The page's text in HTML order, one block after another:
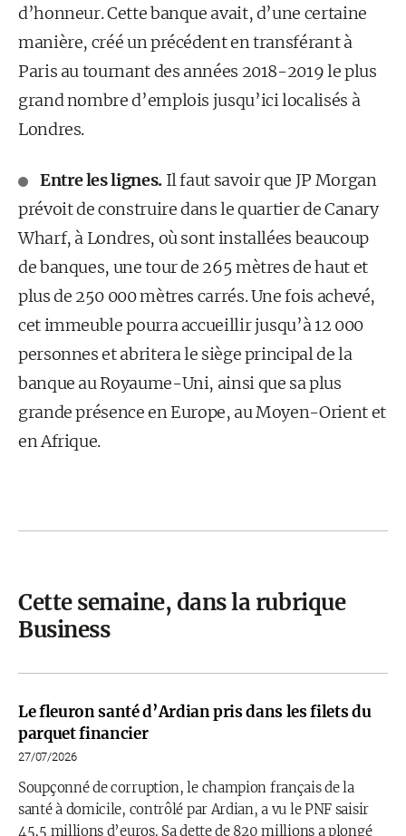
d’honneur. Cette banque avait, d’une certaine
manière, créé un précédent en transférant à
Paris au tournant des années 2018-2019 le plus
grand nombre d’emplois jusqu’ici localisés à
Londres.
Entre les lignes. Il faut savoir que JP Morgan
prévoit de construire dans le quartier de Canary
Wharf, à Londres, où sont installées beaucoup
de banques, une tour de 265 mètres de haut et
plus de 250 000 mètres carrés. Une fois achevé,
cet immeuble pourra accueillir jusqu’à 12 000
personnes et abritera le siège principal de la
banque au Royaume-Uni, ainsi que sa plus
grande présence en Europe, au Moyen-Orient et
en Afrique.
Cette semaine, dans la rubrique
Business
Le fleuron santé d’Ardian pris dans les filets du
parquet financier
27/07/2026
Soupçonné de corruption, le champion français de la
santé à domicile, contrôlé par Ardian, a vu le PNF saisir
45,5 millions d’euros. Sa dette de 820 millions a plongé